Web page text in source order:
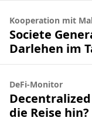
Kooperation mit
Societe
Darlehen im
DeFi-Monitor
Decentralized
die Reise hin?